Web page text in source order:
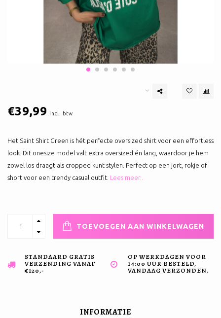
€39,99 Incl. btw
Het Saint Shirt Green is hét perfecte oversized shirt voor een effortless
look. Dit onesize model valt extra oversized én lang, waardoor je hem
zowel los draagt als cropped kunt stylen. Perfect op een jort, rokje of
short voor een trendy casual outfit. Lees meer..
TOEVOEGEN AAN WINKELWAGEN
STANDAARD GRATIS
VERZENDING VANAF
€120,-
OP WERKDAGEN VOOR
14:00 UUR BESTELD,
VANDAAG VERZONDEN.
INFORMATIE